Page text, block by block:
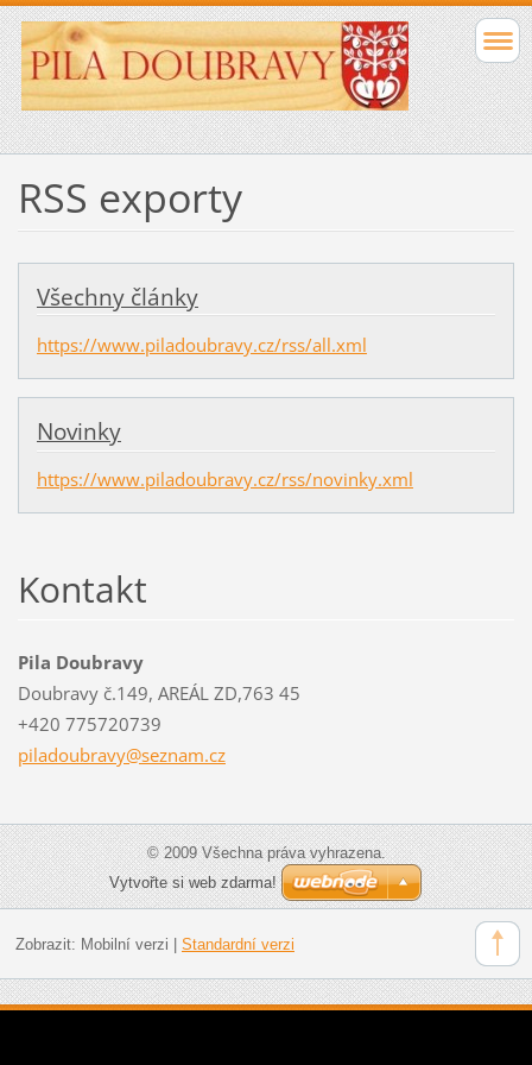
RSS exporty
Všechny články
https://www.piladoubravy.cz/rss/all.xml
Novinky
https://www.piladoubravy.cz/rss/novinky.xml
Kontakt
Pila Doubravy
Doubravy č.149, AREÁL ZD,763 45
+420 775720739
piladoubravy@seznam.cz
© 2009 Všechna práva vyhrazena.
Vytvořte si web zdarma!
Zobrazit: Mobilní verzi Standardní verzi